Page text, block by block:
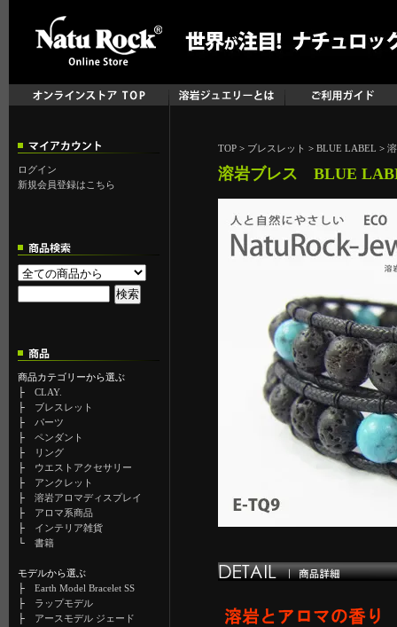
ログイン
新規会員登録はこちら
商品カテゴリーから選ぶ
├ CLAY.
├ ブレスレット
├ パーツ
├ ペンダント
├
リング
├ ウエストアクセサリー
├ アンクレット
├ 溶岩アロマディスプレイ
├ アロマ系商品
├ インテリア雑貨
└ 書籍
モデルから選ぶ
├ Earth Model Bracelet SS
├ ラップモデル
├ アースモデル ジェード
TOP > ブレスレット > BLUE LABEL >
溶岩ブレス BLUE